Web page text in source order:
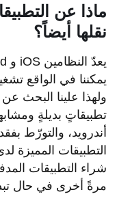
ماذا عن
نقلها أيضاً؟
يعدّ النظامين iOS و Android من بيئاتٍ مختلفة، ولا
يمكننا في الواقع
ولهذا علينا البحث عن
تطبيقاتٍ بديلةٍ
أندرويد، والتورّط
التطبيقات المميزة
شراء التطبيقات
مرةً أخرى في حال